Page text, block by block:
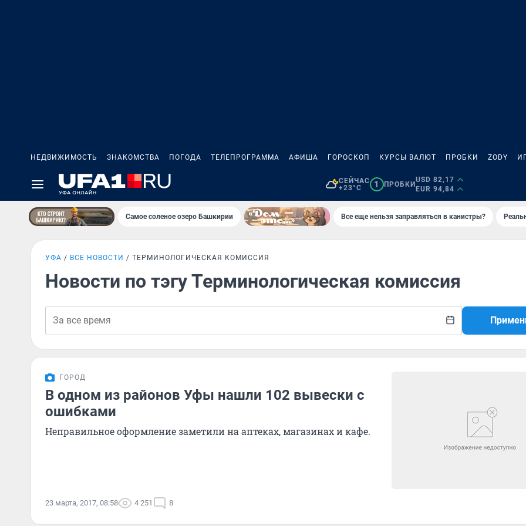
НЕДВИЖИМОСТЬ ЗНАКОМСТВА ПОГОДА ТЕЛЕПРОГРАММА АФИША ГОРОСКОП КУРСЫ ВАЛЮТ ПРОБКИ ZODY
СЕЙЧАС
+23°C
1 ПРОБКИ
USD 82,17
EUR 94,84
Самое соленое озеро Башкирии Все еще нельзя заправляться в канистры?
УФА ВСЕ НОВОСТИ ТЕРМИНОЛОГИЧЕСКАЯ КОМИССИЯ
Новости по тэгу Терминологическая комиссия
ГОРОД
В одном из районов Уфы нашли 102 вывески с
ошибками
Неправильное оформление заметили на аптеках, магазинах и кафе.
23 марта, 2017, 08:58 4 251 8